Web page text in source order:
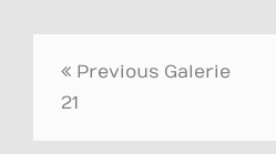
Beitrags-
Navigation
Previous Galerie
21